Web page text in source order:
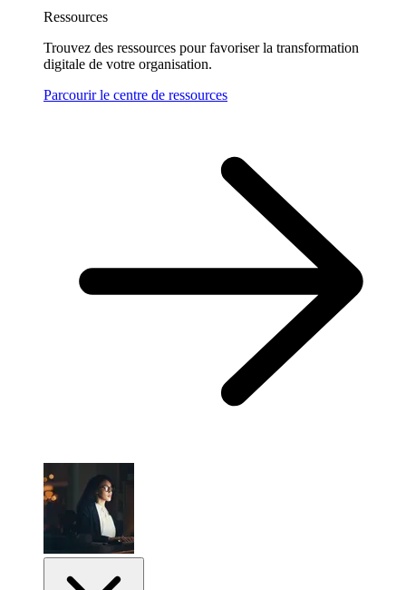
Ressources
Trouvez des ressources pour favoriser la transformation
digitale de votre organisation.
Parcourir le centre de ressources